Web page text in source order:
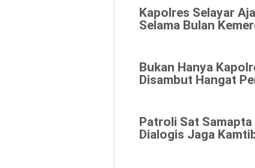
Kapolres Selayar
Selama Bulan
Bukan Hanya
Disambut Hangat
Patroli Sat
Dialogis Jaga